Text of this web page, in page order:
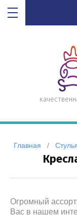
Главная
   /
Огромный
Вас в нашем
Фильтр подбора
Производитель: